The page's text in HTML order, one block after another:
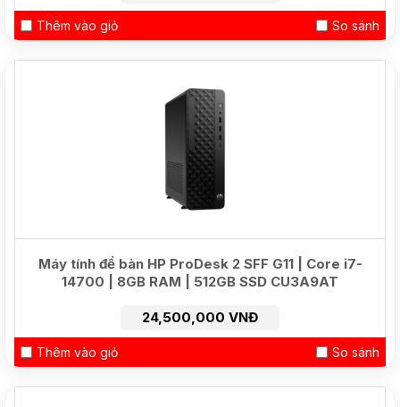
Thêm vào giỏ So sánh
Máy tính để bàn HP ProDesk 2 SFF G11 | Core i7-
14700 | 8GB RAM | 512GB SSD CU3A9AT
24,500,000 VNĐ
Thêm vào giỏ So sánh